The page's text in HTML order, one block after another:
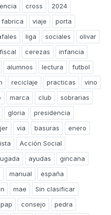
cross
2024
fabrica viaje
porta
liga sociales
olivar
fiscal cerezas
infancia
alumnos lectura
futbol
reciclaje practicas
vino
marca club
sobrarias
gloria
presidencia
via basuras
enero
Acción Social
ayudas
gincana
manual
españa
mae
Sin clasificar
pap consejo
pedra